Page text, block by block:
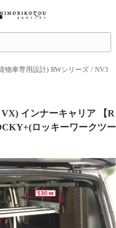
物車専用設計) RWシリーズ / NV3
インナーキャリア 【R
ロッキーワークツー